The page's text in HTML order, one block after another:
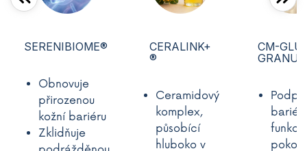
SERENIBIOME®
Obnovuje
přirozenou
kožní bariéru
Zklidňuje
CERALINK+
®
Ceramidový
komplex,
působící
hluboko v
CM-
funkci